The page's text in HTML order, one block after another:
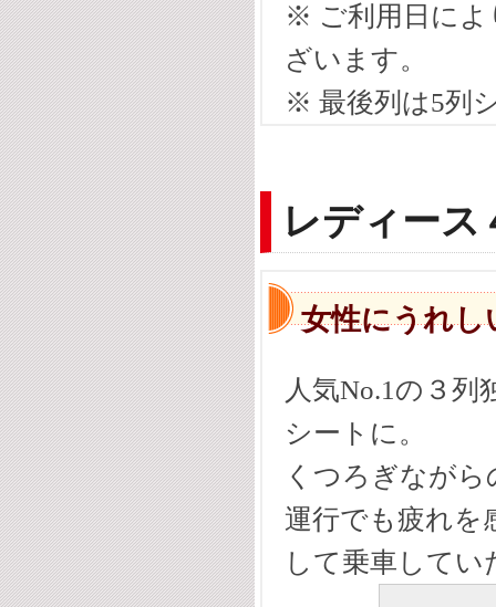
※ ご利用日によ
ざいます。
※ 最後列は5列
レディース
女性にうれし
人気No.1の３
シートに。
くつろぎなが
運行でも疲れを
して乗車してい